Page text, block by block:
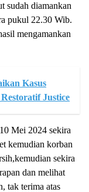
sudah diamankan
pukul 22.30 Wib.
mengamankan
Kasus
Justice
Mei 2024 sekira
kemudian korban
sekira
dan melihat
tak terima atas